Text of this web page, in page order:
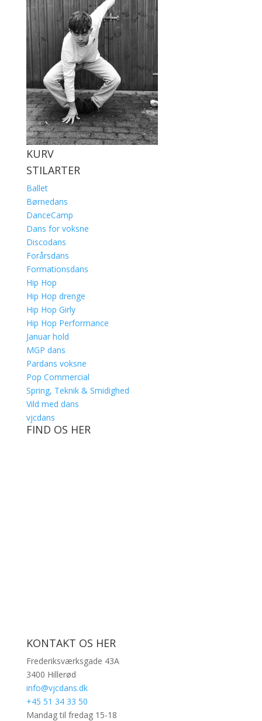
KURV
STILARTER
Ballet
Børnedans
DanceCamp
Dans for voksne
Discodans
Forårsdans
Formationsdans
Hip Hop
Hip Hop drenge
Hip Hop Girly
Hip Hop Performance
Januar hold
MGP dans
Pardans voksne
Pop Commercial
Spring, Teknik & Smidighed
Vild med dans
vjcdans
FIND OS HER
KONTAKT OS HER
Frederiksværksgade 43A
3400 Hillerød
info@vjcdans.dk
+45 51 34 33 50
Mandag til fredag 15-18